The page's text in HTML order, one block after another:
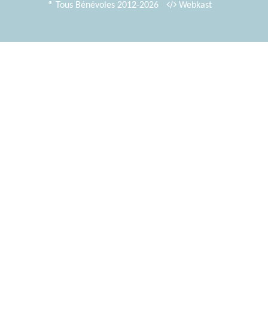
® Tous Bénévoles 2012-2026
Webkast